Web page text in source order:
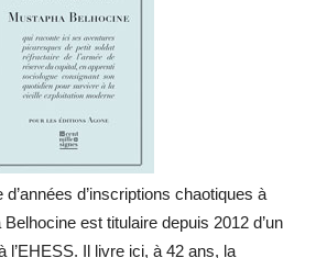
d’années d’inscriptions chaotiques à
est titulaire depuis 2012 d’un
l’EHESS. Il livre ici, à 42 ans, la